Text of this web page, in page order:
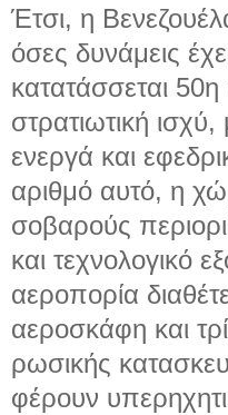
Έτσι, η
όσες δυνάμεις
κατατάσσεται
στρατιωτική
ενεργά και
αριθμό αυτό, η
σοβαρούς
και τεχνολογικό
αεροπορία
αεροσκάφη και
ρωσικής
φέρουν